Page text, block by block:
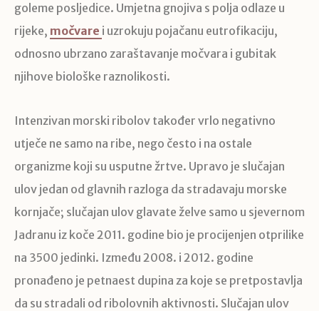
goleme posljedice. Umjetna gnojiva s polja odlaze u
rijeke, močvare i uzrokuju pojačanu eutrofikaciju,
odnosno ubrzano zaraštavanje močvara i gubitak
njihove biološke raznolikosti.
Intenzivan morski ribolov također vrlo negativno
utječe ne samo na ribe, nego često i na ostale
organizme koji su usputne žrtve. Upravo je slučajan
ulov jedan od glavnih razloga da stradavaju morske
kornjače; slučajan ulov glavate želve samo u sjevernom
Jadranu iz koče 2011. godine bio je procijenjen otprilike
na 3500 jedinki. Između 2008. i 2012. godine
pronađeno je petnaest dupina za koje se pretpostavlja
da su stradali od ribolovnih aktivnosti. Slučajan ulov